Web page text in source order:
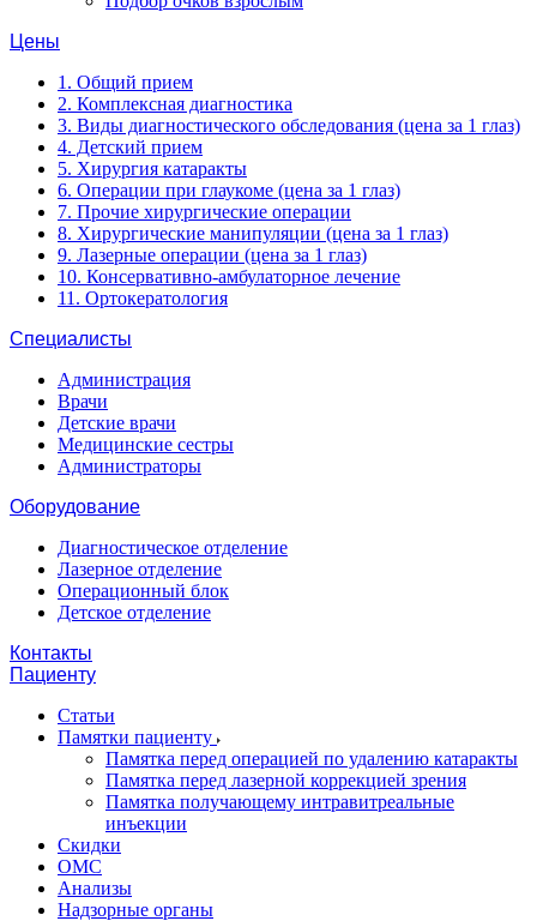
Цены
1. Общий прием
2. Комплексная диагностика
3. Виды диагностического обследования (цена за 1 глаз)
4. Детский прием
5. Хирургия катаракты
6. Операции при глаукоме (цена за 1 глаз)
7. Прочие хирургические операции
8. Хирургические манипуляции (цена за 1 глаз)
9. Лазерные операции (цена за 1 глаз)
10. Консервативно-амбулаторное лечение
11. Ортокератология
Специалисты
Администрация
Врачи
Детские врачи
Медицинские сестры
Администраторы
Оборудование
Диагностическое отделение
Лазерное отделение
Операционный блок
Детское отделение
Контакты
Пациенту
Статьи
Памятки пациенту
Памятка перед операцией по удалению катаракты
Памятка перед лазерной коррекцией зрения
Памятка получающему интравитреальные
инъекции
Скидки
ОМС
Анализы
Надзорные органы